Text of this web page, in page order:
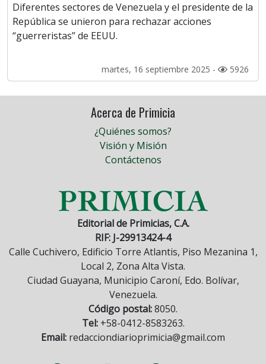
Diferentes sectores de Venezuela y el presidente de la
República se unieron para rechazar acciones
“guerreristas” de EEUU.
martes, 16 septiembre 2025 - 5926
Acerca de Primicia
¿Quiénes somos?
Visión y Misión
Contáctenos
Editorial de Primicias, C.A.
RIF: J-29913424-4
Calle Cuchivero, Edificio Torre Atlantis, Piso Mezanina 1,
Local 2, Zona Alta Vista.
Ciudad Guayana, Municipio Caroní, Edo. Bolívar,
Venezuela.
Código postal:8050.
Tel:+58-0412-8583263.
Email: redacciondiarioprimicia@gmail.com